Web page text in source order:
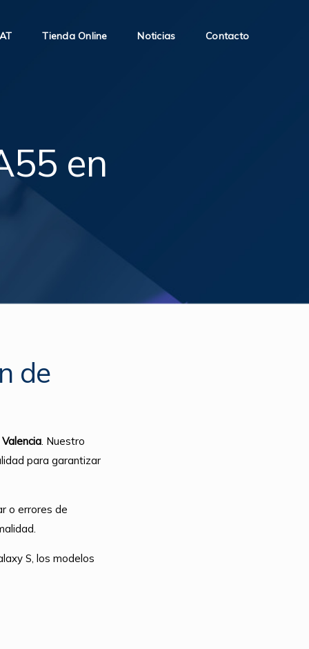
Tienda Online Noticias Contacto
en
de
. Nuestro
para garantizar
o errores de
S, los modelos